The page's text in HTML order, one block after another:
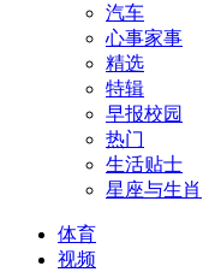
汽车
心事家事
精选
特辑
早报校园
热门
生活贴士
星座与生肖
体育
视频